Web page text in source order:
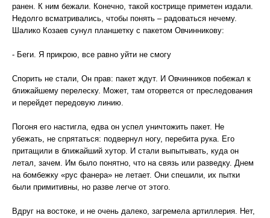
ранен. К ним бежали. Конечно, такой кострище приметен издали.
Недолго всматривались, чтобы понять – радоваться нечему.
Шалико Козаев сунул планшетку с пакетом Овчинникову:
- Беги. Я прикрою, все равно уйти не смогу
Спорить не стали, Он прав: пакет ждут. И Овчинников побежал к
ближайшему перелеску. Может, там оторвется от преследования
и перейдет передовую линию.
Погоня его настигла, едва он успел уничтожить пакет. Не
убежать, не спрятаться: подвернул ногу, перебита рука. Его
притащили в ближайший хутор. И стали выпытывать, куда он
летал, зачем. Им было понятно, что на связь или разведку. Днем
на бомбежку «рус фанера» не летает. Они спешили, их пытки
были примитивны, но разве легче от этого.
Вдруг на востоке, и не очень далеко, загремела артиллерия. Нет,